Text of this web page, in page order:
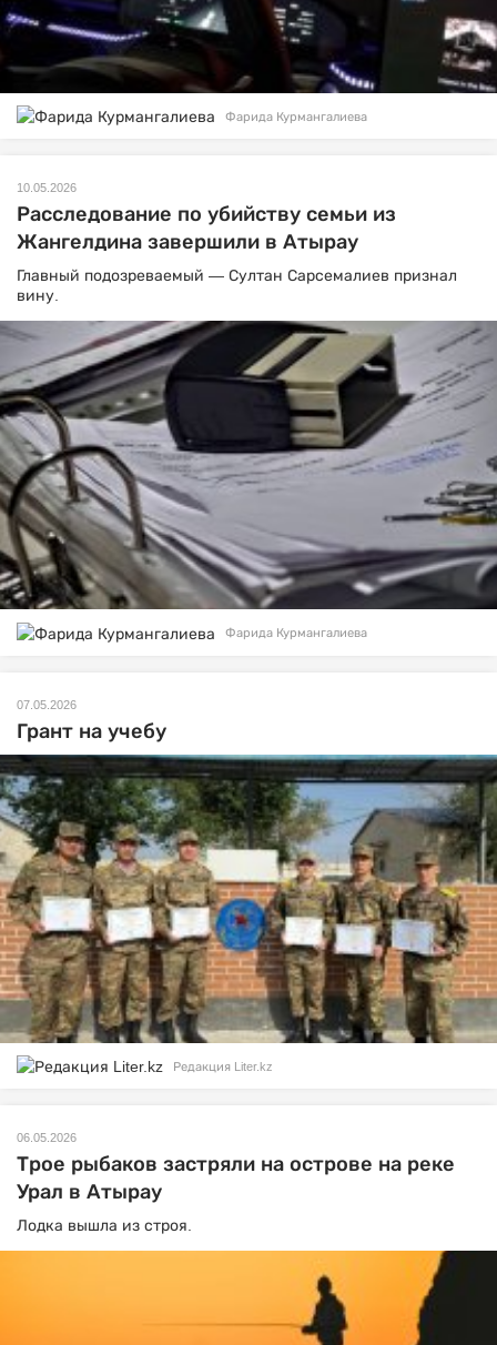
Фарида Курмангалиева
10.05.2026
Расследование по убийству семьи из
Жангелдина завершили в Атырау
Главный подозреваемый — Султан Сарсемалиев признал
вину.
Фарида Курмангалиева
07.05.2026
Грант на учебу
Редакция Liter.kz
06.05.2026
Трое рыбаков застряли на острове на реке
Урал в Атырау
Лодка вышла из строя.